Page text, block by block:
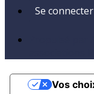
Se connecter
Vos